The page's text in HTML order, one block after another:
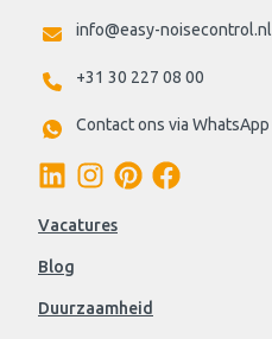
info@easy-noisecontrol.nl
+31 30 227 08 00
Contact ons via WhatsApp
Vacatures
Blog
Duurzaamheid